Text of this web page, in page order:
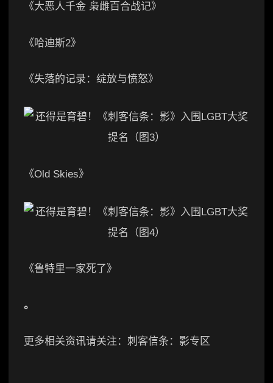
《大恶人千金 枭雌百合战记》
《哈迪斯2》
《失落的记录：绽放与愤怒》
《Old Skies》
《鲁特里一家死了》
。
更多相关资讯请关注：刺客信条：影专区